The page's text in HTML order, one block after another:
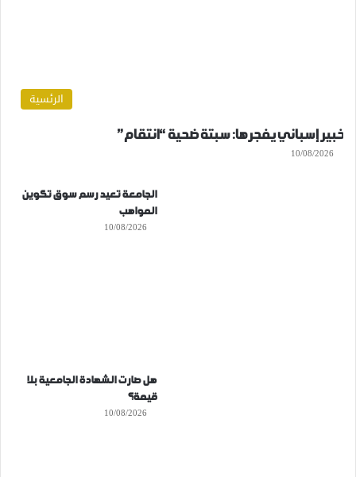
الرئسية
خبير إسباني يفجرها: سبتة ضحية “انتقام”
10/08/2026
الجامعة تعيد رسم سوق تكوين
المواهب
10/08/2026
هل صارت الشهادة الجامعية بلا
قيمة؟
10/08/2026